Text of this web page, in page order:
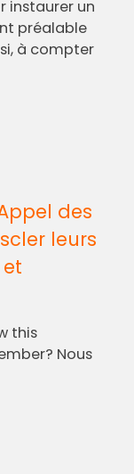
instaurer un
préalable
à compter
Appel des
leurs
this
Nous